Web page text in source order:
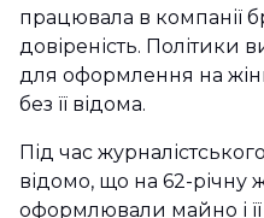
працювала в компанії
довіреність. Політики
для оформлення на
без її відома.
Під час
відомо, що на 62-річну
оформлювали майно і її